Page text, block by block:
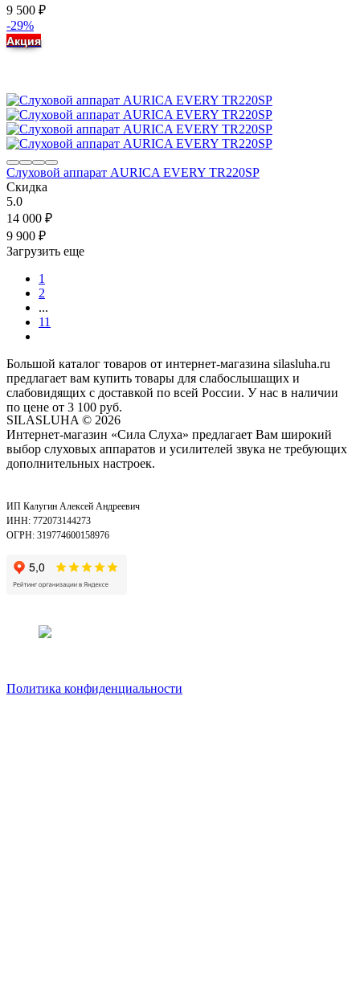
9 500 ₽
-29%
Акция
Слуховой аппарат AURICA EVERY TR220SP
Скидка
5.0
14 000 ₽
9 900 ₽
Загрузить еще
1
2
...
11
Большой каталог товаров от интернет-магазина silasluha.ru
предлагает вам купить товары для слабослышащих и
слабовидящих с доставкой по всей России. У нас в наличии
по цене от 3 100 руб.
SILASLUHA © 2026
Интернет-магазин «Сила Слуха» предлагает Вам широкий
выбор слуховых аппаратов и усилителей звука не требующих
дополнительных настроек.
ИП Калугин Алексей Андреевич
ИНН: 772073144273
ОГРН: 319774600158976
Политика конфиденциальности